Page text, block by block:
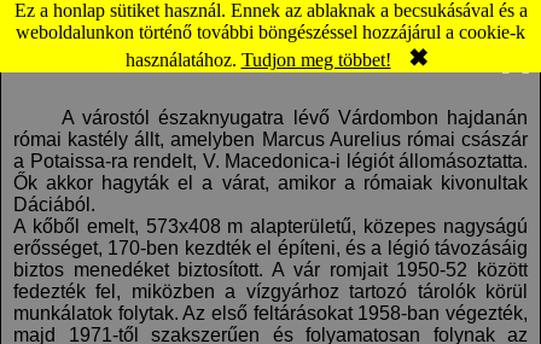
Ez a honlap sütiket használ. Ennek az ablaknak a becsukásával és a
weboldalunkon történő további böngészéssel hozzájárul a cookie-k
használatához. Tudjon meg többet! ✖
Torda: Római vár (térkép)
A várostól északnyugatra lévő Várdombon hajdanán
római kastély állt, amelyben Marcus Aurelius római császár
a Potaissa-ra rendelt, V. Macedonica-i légiót állomásoztatta.
Ők akkor hagyták el a várat, amikor a rómaiak kivonultak
Dáciából.
A kőből emelt, 573x408 m alapterületű, közepes nagyságú
erősséget, 170-ben kezdték el építeni, és a légió távozásáig
biztos menedéket biztosított. A vár romjait 1950-52 között
fedezték fel, miközben a vízgyárhoz tartozó tárolók körül
munkálatok folytak. Az első feltárásokat 1958-ban végezték,
majd 1971-től szakszerűen és folyamatosan folynak az
Komment Panoráma